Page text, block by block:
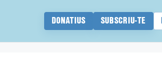
DONATIUS SUBSCRIU-TE